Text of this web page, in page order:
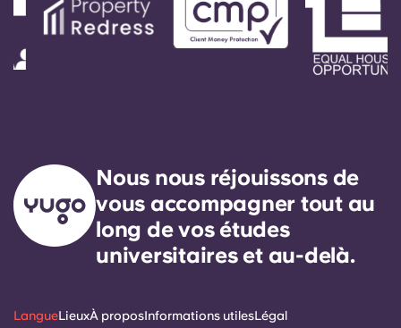
Nous nous réjouissons de
vous accompagner tout au
long de vos études
universitaires et au-delà.
LangueLieuxÀ proposInformations utilesLégal